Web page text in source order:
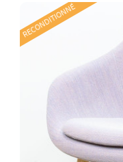
RECONDITIONNÉ